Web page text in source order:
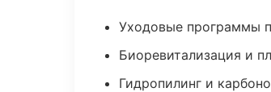
Уходовые программы
Биоревитализация и
Гидропилинг и